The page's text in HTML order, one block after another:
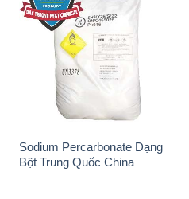
Sodium Percarbonate Dạng
Bột Trung Quốc China